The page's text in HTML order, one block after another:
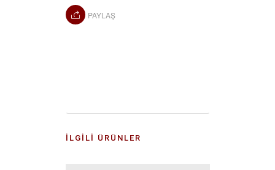
PAYLAŞ
İLGILI ÜRÜNLER